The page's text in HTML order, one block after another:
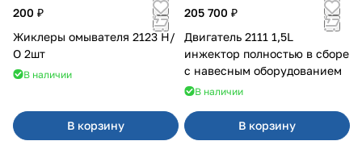
200 ₽
Жиклеры омывателя 2123 Н/
О 2шт
В наличии
В корзину
205 700 ₽
Двигатель 2111 1,5L
инжектор полностью в сборе
с навесным оборудованием
В наличии
В корзину